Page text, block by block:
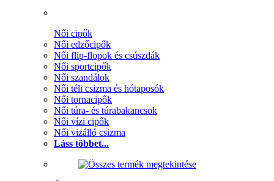
Női cipők
Női edzőcipők
Női flip-flopok és csúszdák
Női sportcipők
Női szandálok
Női téli csizma és hótaposók
Női tornacipők
Női túra- és túrabakancsok
Női vízi cipők
Női vizálló csizma
Láss többet...